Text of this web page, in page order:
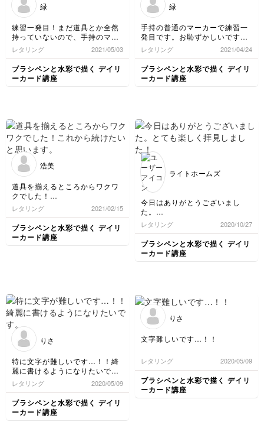
緑
練習一発目！まだ道具とか全然
持っていないので、手持のマー
カーと筆で描きました。これか
らちゃんと練習します。
レタリング 2021/05/03
ブラシペンと水彩で描く デイリ
ーカード講座
緑
手持の普通のマーカーで練習一
発目です。お恥ずかしいですが
想い出として投稿させて頂きま
した。
レタリング 2021/04/24
ブラシペンと水彩で描く デイリ
ーカード講座
浩美
道具を揃えるところからワクワ
クでした！
これから続けたいと思います。
レタリング 2021/02/15
ブラシペンと水彩で描く デイリ
ーカード講座
ライトホームズ
今日はありがとうございまし
た。
とても楽しく拝見しました！
レタリング 2020/10/27
ブラシペンと水彩で描く デイリ
ーカード講座
りさ
特に文字が難しいです…！！綺
麗に書けるようになりたいで
す。
レタリング 2020/05/09
ブラシペンと水彩で描く デイリ
ーカード講座
りさ
文字難しいです…！！
レタリング 2020/05/09
ブラシペンと水彩で描く デイリ
ーカード講座